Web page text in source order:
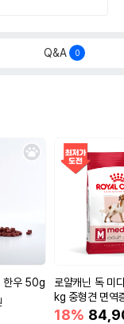
Q&A 0
한우 50g
로얄캐닌 독 미
kg 중형견 면역
18%